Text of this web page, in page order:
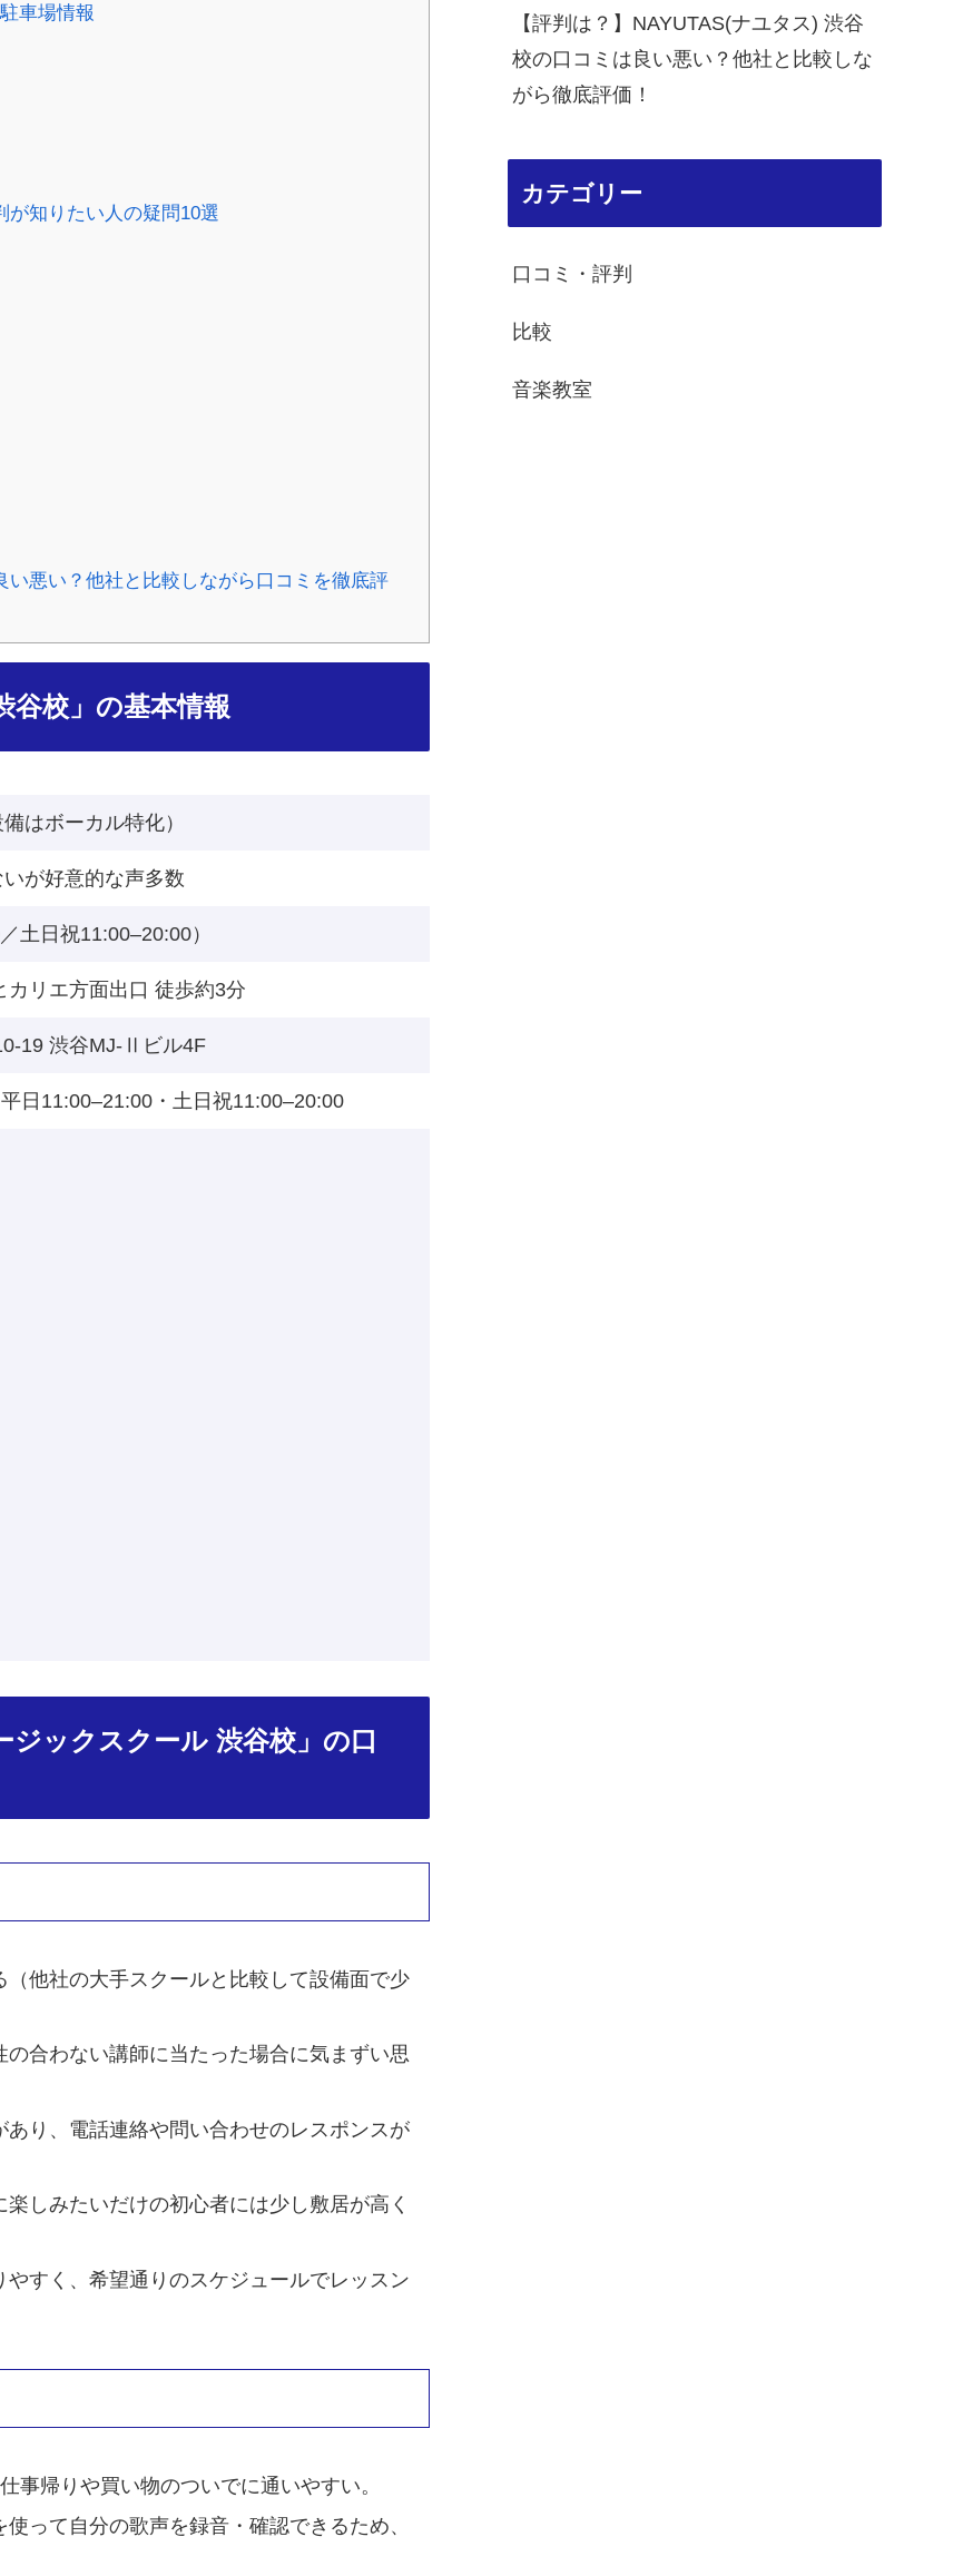
車場情報
が知りたい人の疑問10選
悪い？他社と比較しながら口コミを徹底評
谷校」の基本情報
ボーカル特化）
が好意的な声多数
土日祝11:00–20:00）
リエ方面出口 徒歩約3分
19 渋谷MJ-Ⅱビル4F
日11:00–21:00・土日祝11:00–20:00
ックスクール 渋谷校」の口
他社の大手スクールと比較して設備面で少
合わない講師に当たった場合に気まずい思
り、電話連絡や問い合わせのレスポンスが
しみたいだけの初心者には少し敷居が高く
すく、希望通りのスケジュールでレッスン
事帰りや買い物のついでに通いやすい。
って自分の歌声を録音・確認できるため、
【評判は？】NAYUTAS(ナユタス) 渋谷
校の口コミは良い悪い？他社と比較しな
がら徹底評価！
カテゴリー
口コミ・評判
比較
音楽教室